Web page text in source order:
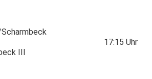
III
17:15 Uhr